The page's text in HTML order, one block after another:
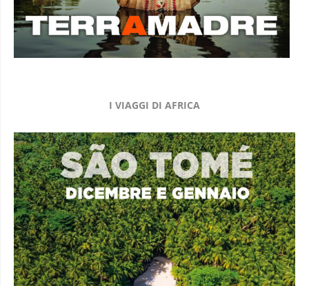
I VIAGGI DI AFRICA